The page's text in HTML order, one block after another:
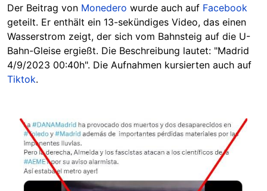
Der Beitrag von Monedero wurde auch auf Facebook
geteilt. Er enthält ein 13-sekündiges Video, das einen
Wasserstrom zeigt, der sich vom Bahnsteig auf die U-
Bahn-Gleise ergießt. Die Beschreibung lautet: "Madrid
4/9/2023 00:40h". Die Aufnahmen kursierten auch auf
Tiktok.
Image